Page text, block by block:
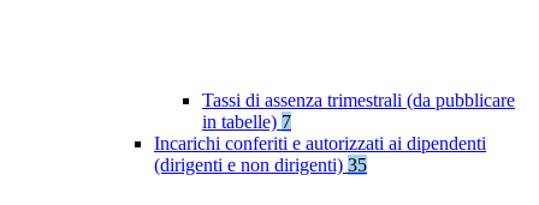
Tassi di assenza trimestrali (da pubblicare
in tabelle) 7
Incarichi conferiti e autorizzati ai dipendenti
(dirigenti e non dirigenti) 35